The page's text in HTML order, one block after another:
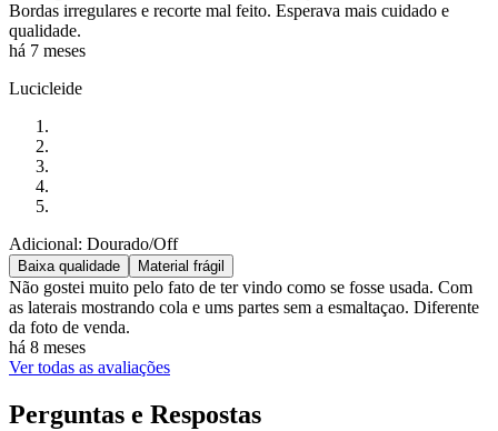
Bordas irregulares e recorte mal feito. Esperava mais cuidado e
qualidade.
há 7 meses
Lucicleide
Adicional: Dourado/Off
Baixa qualidade Material frágil
Não gostei muito pelo fato de ter vindo como se fosse usada. Com
as laterais mostrando cola e ums partes sem a esmaltaçao. Diferente
da foto de venda.
há 8 meses
Ver todas as avaliações
Perguntas e Respostas